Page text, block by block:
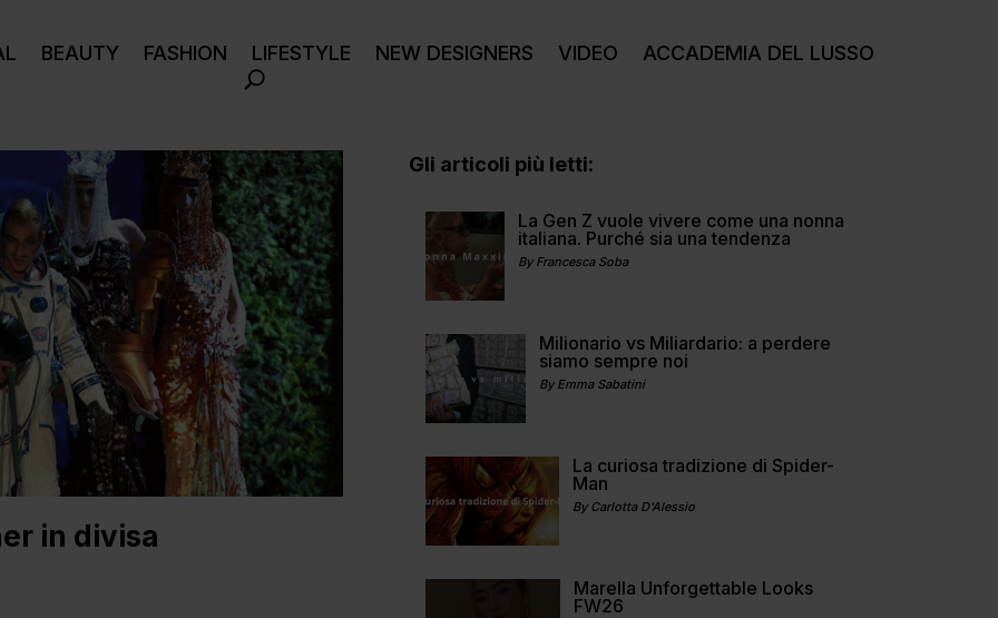
BEAUTY FASHION LIFESTYLE NEW DESIGNERS VIDEO ACCADEMIA DEL LUSSO
in divisa
Gli articoli più letti:
La Gen Z vuole vivere come una nonna
italiana. Purché sia una tendenza
By Francesca Soba
Milionario vs Miliardario: a perdere
siamo sempre noi
By Emma Sabatini
La curiosa tradizione di Spider-
Man
By Carlotta D'Alessio
Marella Unforgettable Looks
FW26